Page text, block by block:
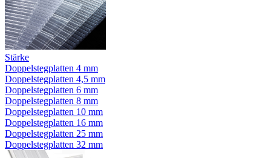
Stärke
Doppelstegplatten 4 mm
Doppelstegplatten 4,5 mm
Doppelstegplatten 6 mm
Doppelstegplatten 8 mm
Doppelstegplatten 10 mm
Doppelstegplatten 16 mm
Doppelstegplatten 25 mm
Doppelstegplatten 32 mm